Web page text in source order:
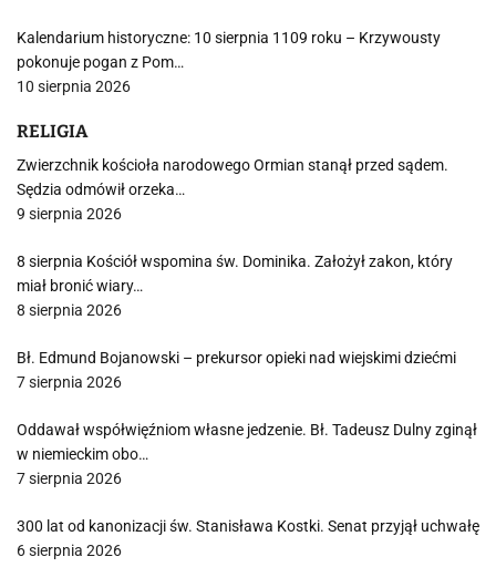
Kalendarium historyczne: 10 sierpnia 1109 roku – Krzywousty
pokonuje pogan z Pom…
10 sierpnia 2026
RELIGIA
Zwierzchnik kościoła narodowego Ormian stanął przed sądem.
Sędzia odmówił orzeka…
9 sierpnia 2026
8 sierpnia Kościół wspomina św. Dominika. Założył zakon, który
miał bronić wiary…
8 sierpnia 2026
Bł. Edmund Bojanowski – prekursor opieki nad wiejskimi dziećmi
7 sierpnia 2026
Oddawał współwięźniom własne jedzenie. Bł. Tadeusz Dulny zginął
w niemieckim obo…
7 sierpnia 2026
300 lat od kanonizacji św. Stanisława Kostki. Senat przyjął uchwałę
6 sierpnia 2026